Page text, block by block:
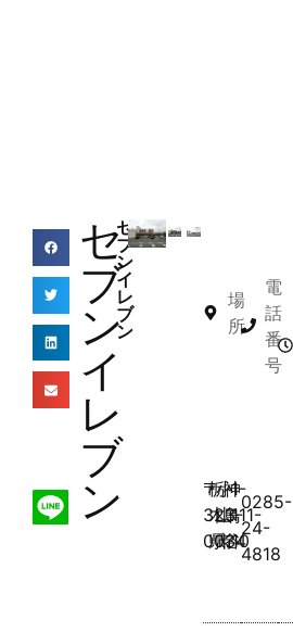
セ
ブ
ン
イ
レ
ブ
ン
セ
ブ
ン
イ
レ
ブ
ン
場
所
〒
323-
0034
栃
木
県
小
山
市
神
鳥
谷
1-
111-
10
電
話
番
号
0285-
24-
4818